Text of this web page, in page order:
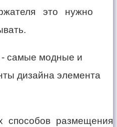
это нужно
способов размещения